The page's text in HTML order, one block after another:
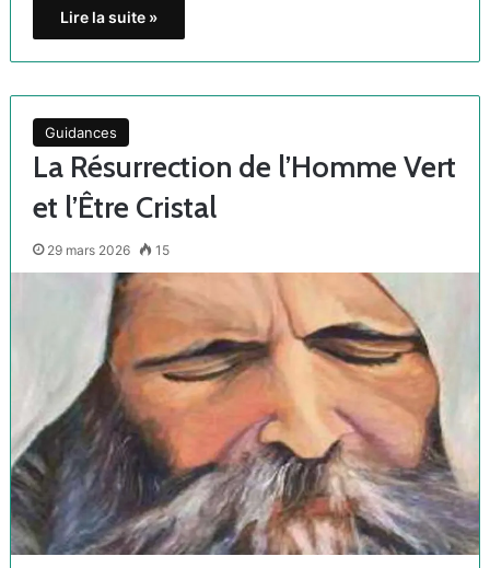
Lire la suite »
Guidances
La Résurrection de l’Homme Vert
et l’Être Cristal
29 mars 2026 15